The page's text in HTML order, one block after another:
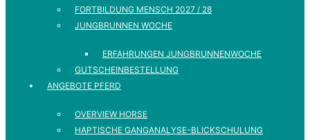
FORTBILDUNG MENSCH 2027 / 28
JUNGBRUNNEN WOCHE
ERFAHRUNGEN JUNGBRUNNENWOCHE
GUTSCHEINBESTELLUNG
ANGEBOTE PFERD
OVERVIEW HORSE
HAPTISCHE GANGANALYSE-BLICKSCHULUNG